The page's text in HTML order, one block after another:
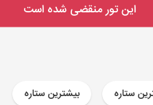
این تور منقضی شده است
ستاره بیشترین ستاره